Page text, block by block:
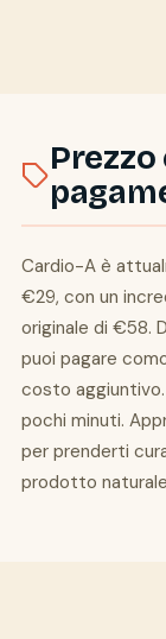
Cardio-A è
€29, con un
originale di €58.
puoi pagare
costo
pochi minuti.
per prenderti
prodotto